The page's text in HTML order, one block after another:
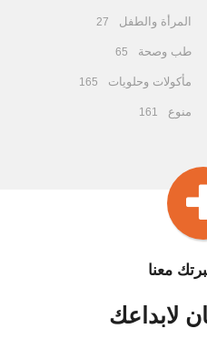
المرأة والطفل 27
طب وصحة 65
مأكولات وحلويات 165
منوع 161
معنا
لابداعك